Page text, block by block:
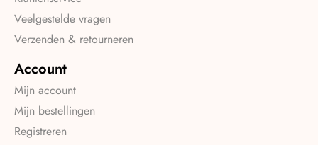
Veelgestelde vragen
Verzenden & retourneren
Account
Mijn account
Mijn bestellingen
Registreren